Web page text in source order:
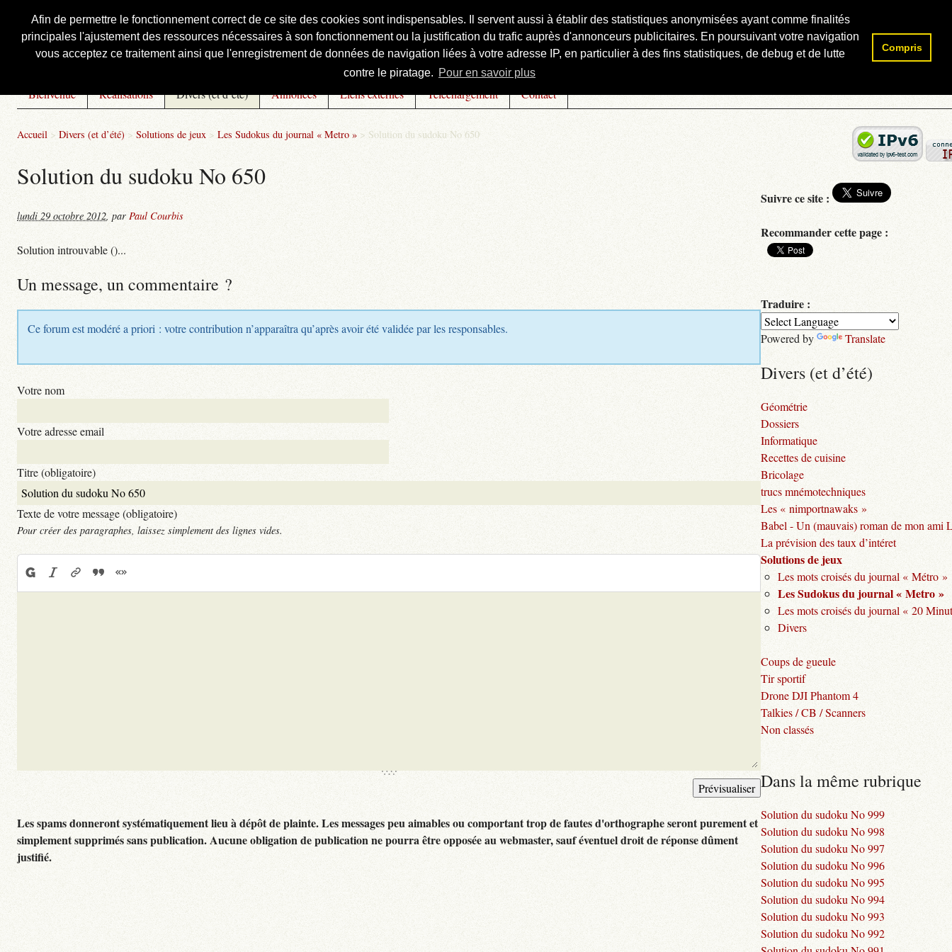
Afin de permettre le fonctionnement correct de ce site des cookies sont indispensables. Il servent aussi à établir des statistiques anonymisées ayant comme finalités
principales l'ajustement des ressources nécessaires à son fonctionnement ou la justification du trafic auprès d'annonceurs publicitaires. En poursuivant votre navigation
vous acceptez ce traitement ainsi que l'enregistrement de données de navigation liées à votre adresse IP, en particulier à des fins statistiques, de debug et de lutte
contre le piratage. Pour en savoir plus
Compris
Courbis, « LE » Blog Officiel
Bienvenue Réalisations Divers (et d’été) Annonces Liens externes Téléchargement Contact
Accueil > Divers (et d’été) > Solutions de jeux > Les Sudokus du journal « Metro » > Solution du sudoku No 650
Solution du sudoku No 650
lundi 29 octobre 2012, par Paul Courbis
Solution introuvable ()...
Un message, un commentaire ?
Ce forum est modéré a priori : votre contribution n’apparaîtra qu’après avoir été validée par les responsables.
Votre nom
Votre adresse email
Titre (obligatoire)
Texte de votre message (obligatoire)
Pour créer des paragraphes, laissez simplement des lignes vides.
Les spams donneront systématiquement lieu à dépôt de plainte. Les messages peu aimables ou comportant trop de fautes d'orthographe seront purement et
simplement supprimés sans publication. Aucune obligation de publication ne pourra être opposée au webmaster, sauf éventuel droit de réponse dûment
justifié.
Rechercher :
Suivre ce site :
Recommander cette page :
Traduire :
Powered by Translate
Divers (et d’été)
Géométrie
Dossiers
Informatique
Recettes de cuisine
Bricolage
trucs mnémotechniques
Les « nimportnawaks »
Babel - Un (mauvais) roman de mon ami
La prévision des taux d’intéret
Solutions de jeux
Les mots croisés du journal « Métro »
Les Sudokus du journal « Metro »
Les mots croisés du journal « 20
Divers
Coups de gueule
Tir sportif
Drone DJI Phantom 4
Talkies / CB / Scanners
Non classés
Dans la même rubrique
Solution du sudoku No 999
Solution du sudoku No 998
Solution du sudoku No 997
Solution du sudoku No 996
Solution du sudoku No 995
Solution du sudoku No 994
Solution du sudoku No 993
Solution du sudoku No 992